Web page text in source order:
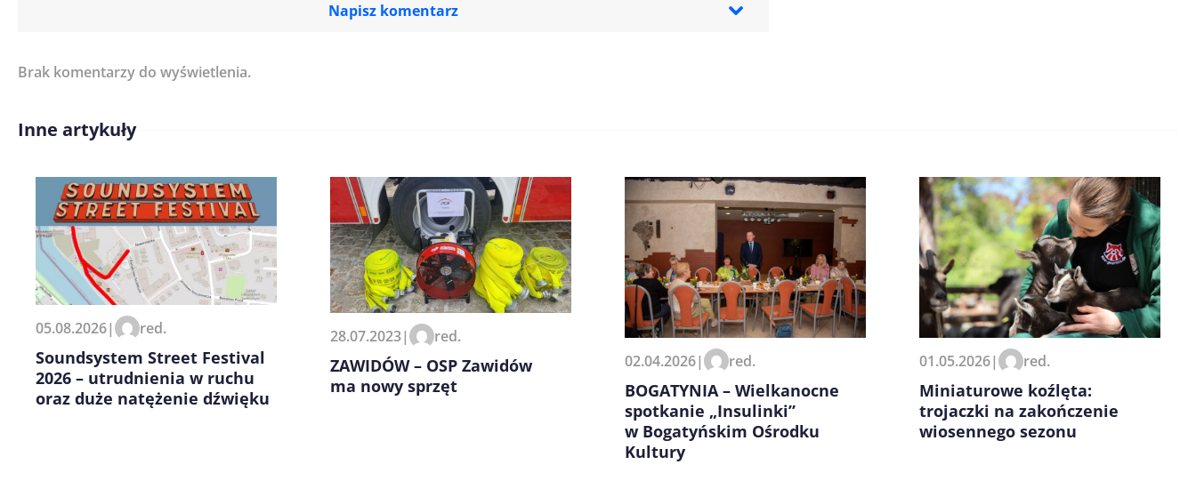
Napisz komentarz
Imię/ Nick*
Zapamiętaj moje dane w tej przeglądarce podczas pisania
kolejnych komentarzy.
Brak komentarzy do wyświetlenia.
Inne artykuły
05.08.2026| red.
Soundsystem Street Festival
2026 – utrudnienia w ruchu
oraz duże natężenie dźwięku
28.07.2023| red.
ZAWIDÓW – OSP Zawidów
ma nowy sprzęt
02.04.2026| red.
BOGATYNIA – Wielkanocne
spotkanie „Insulinki”
w Bogatyńskim Ośrodku
Kultury
01.05.2026| red.
Miniaturowe koźlęta:
trojaczki na zakończenie
wiosennego sezonu